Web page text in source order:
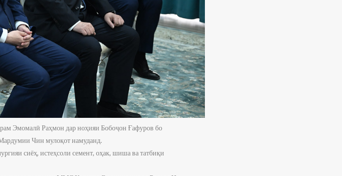
Эмомалӣ Раҳмон дар ноҳияи Бобоҷон Ғафуров бо
Чин мулоқот намуданд.
сиёҳ, истеҳсоли семент, оҳак, шиша ва татбиқи